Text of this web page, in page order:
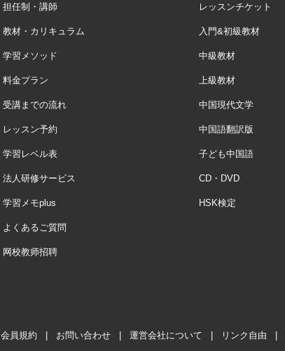
担任制・講師
教材・カリキュラム
学習メソッド
料金プラン
受講までの流れ
レッスン予約
学習レベル表
法人研修サービス
学習メモplus
よくあるご質問
网校教师招聘
レッスンチケット
入門&初級教材
中級教材
上級教材
中国現代文学
中国語翻訳版
子ども中国語
CD・DVD
HSK検定
会員規約 お問い合わせ 運営会社について リンク自由